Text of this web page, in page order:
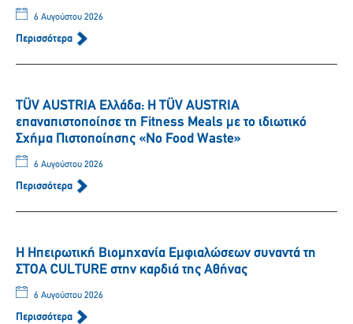
6 Αυγούστου 2026
Περισσότερα
TÜV AUSTRIA Ελλάδα: Η TÜV AUSTRIA
επαναπιστοποίησε τη Fitness Meals με το ιδιωτικό
Σχήμα Πιστοποίησης «No Food Waste»
6 Αυγούστου 2026
Περισσότερα
Η Ηπειρωτική Βιομηχανία Εμφιαλώσεων συναντά τη
ΣΤΟΑ CULTURE στην καρδιά της Αθήνας
6 Αυγούστου 2026
Περισσότερα